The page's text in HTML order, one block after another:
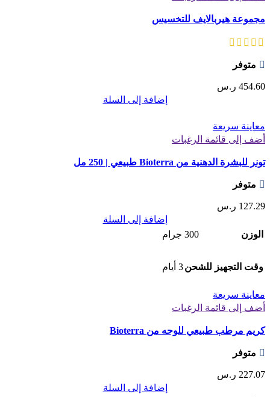
مجموعة هيربالايف للتخسيس
متوفر
454.60 ر.س
إضافة إلى السلة
معاينة سريعة
أضف إلى قائمة الرغبات
تونر للبشرة الدهنية من Bioterra طبيعي | 250 مل
متوفر
127.29 ر.س
إضافة إلى السلة
الوزن
300 جرام
وقت التجهيز للشحن3 أيام
معاينة سريعة
أضف إلى قائمة الرغبات
كريم مرطب طبيعي للوجه من Bioterra
متوفر
227.07 ر.س
إضافة إلى السلة